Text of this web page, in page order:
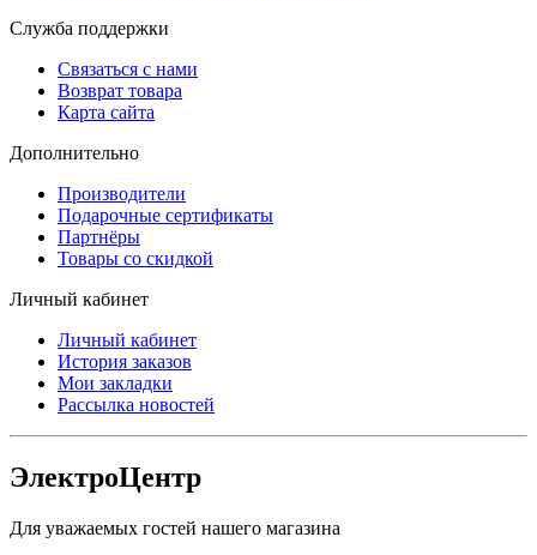
Служба поддержки
Связаться с нами
Возврат товара
Карта сайта
Дополнительно
Производители
Подарочные сертификаты
Партнёры
Товары со скидкой
Личный кабинет
Личный кабинет
История заказов
Мои закладки
Рассылка новостей
ЭлектроЦентр
Для уважаемых гостей нашего магазина